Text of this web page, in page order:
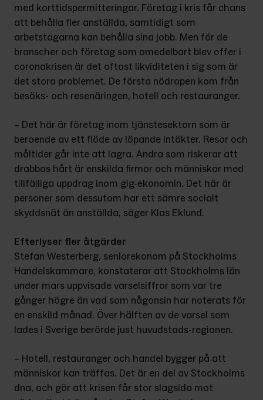
med korttidspermit­teringar. Företag i kris får chans
att behålla fler anställda, samtidigt som
arbetstagarna kan behålla sina jobb. Men för de
branscher och företag som omedelbart blev offer i
coronakrisen är det oftast likviditeten i sig som är
det stora problemet. De första nöd­ropen kom från
besöks- och resenä­ringen, hotell och restauranger.
– Det här är företag inom tjänste­sektorn som är
beroende av ett flöde av löpande intäkter. Resor och
mål­tider går inte att lagra. Andra som riskerar att
drabbas hårt är enskilda firmor och människor med
tillfälliga uppdrag inom gig-ekonomin. Det här är
personer som dessutom har ett sämre socialt
skyddsnät än anställda, säger Klas Eklund.
Efterlyser fler åtgärder
Stefan Westerberg, seniorekonom på Stockholms
Handelskammare, kon­staterar att Stockholms län
under mars uppvisade varselsiffror som var tre
gånger högre än vad som någonsin har noterats för
en enskild månad. Över hälften av de varsel som
lades i Sverige berörde just huvudstads-regionen.
– Hotell, restauranger och handel bygger på att
människor kan träffas. Det är en del av Stockholms
dna, och gör att krisen får stor slagsida mot